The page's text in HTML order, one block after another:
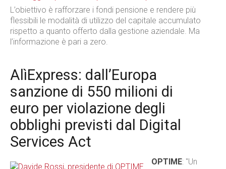
L’obiettivo è rafforzare i fondi pensione e rendere più
flessibili le modalità di utilizzo del capitale accumulato
rispetto a quanto offerto dalla gestione aziendale. Ma
l’informazione è pari a zero.
AlìExpress: dall’Europa
sanzione di 550 milioni di
euro per violazione degli
obblighi previsti dal Digital
Services Act
OPTIME: "Un